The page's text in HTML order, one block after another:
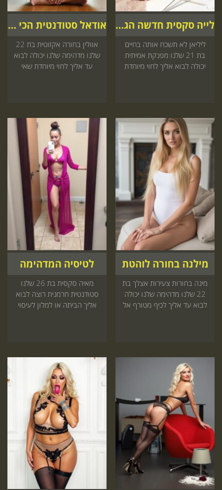
לייה סקסית חדשה הגיעה לארץ
ליליאן לא תשכח אותה בחיים
בת 21 שלנו מפנקת אמיתית
יכולה לבוא אליך לחוי מיוחדת
אודאל סטודנטית הכי יפה
אוולין בחורה אקזוטית בת 22
שלנו מדהימה שלנו יכולה לבוא
עד אליך לחוי מיוחדת שאי
מילנה בחורה לוהטת
מינה בחורות צעירות אצלך בת
22 שלנו מדהימה שלנו יכולה
לבוא עד אליך לכיף מטורף אל
לטיסיה המדהימה
מאיה סקסית בת 26 שלנו
סטודנטית חרמנית רוצה לבוא
אליך הביתה או למלון לעיסוי